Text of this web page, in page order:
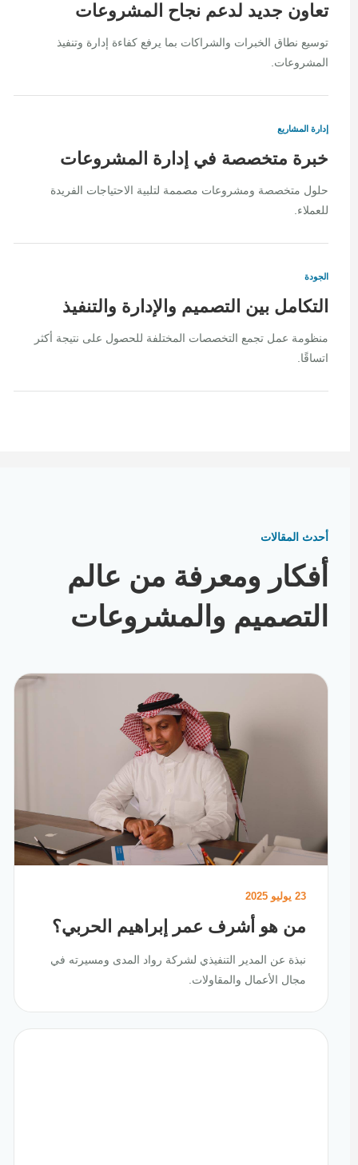
تعاون جديد لدعم نجاح المشروعات
توسيع نطاق الخبرات والشراكات بما يرفع كفاءة إدارة وتنفيذ
المشروعات.
إدارة المشاريع
خبرة متخصصة في إدارة المشروعات
حلول متخصصة ومشروعات مصممة لتلبية الاحتياجات الفريدة
للعملاء.
الجودة
التكامل بين التصميم والإدارة والتنفيذ
منظومة عمل تجمع التخصصات المختلفة للحصول على نتيجة أكثر
اتساقًا.
أحدث المقالات
أفكار ومعرفة من عالم
التصميم والمشروعات
23 يوليو 2025
من هو أشرف عمر إبراهيم الحربي؟
نبذة عن المدير التنفيذي لشركة رواد المدى ومسيرته في
مجال الأعمال والمقاولات.